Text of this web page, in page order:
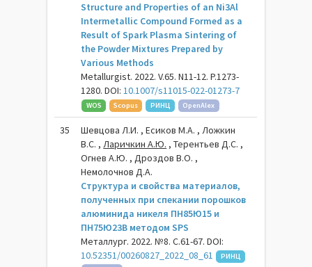
Structure and Properties of an Ni3Al
Intermetallic Compound Formed as a
Result of Spark Plasma Sintering of
the Powder Mixtures Prepared by
Various Methods
Metallurgist. 2022. V.65. N11-12. P.1273-
1280. DOI:10.1007/s11015-022-01273-7
WOS Scopus РИНЦ OpenAlex
35
Шевцова Л.И. , Есиков М.А. , Ложкин
В.С. ,Ларичкин А.Ю. , Терентьев Д.С. ,
Огнев А.Ю. , Дроздов В.О. ,
Немолочнов Д.А.
Структура и свойства материалов,
полученных при спекании порошков
алюминида никеля ПН85Ю15 и
ПН75Ю23В методом SPS
Металлург. 2022. №8. С.61-67. DOI:
10.52351/00260827_2022_08_61
РИНЦ